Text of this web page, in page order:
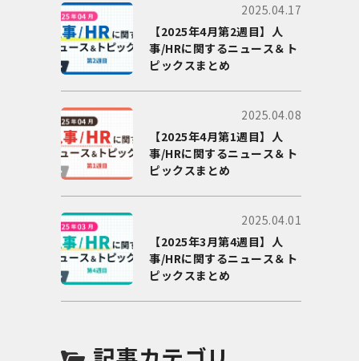
2025.04.17
【2025年4月第2週目】人
事/HRに関するニュース＆ト
ピックスまとめ
2025.04.08
【2025年4月第1週目】人
事/HRに関するニュース＆ト
ピックスまとめ
2025.04.01
【2025年3月第4週目】人
事/HRに関するニュース＆ト
ピックスまとめ